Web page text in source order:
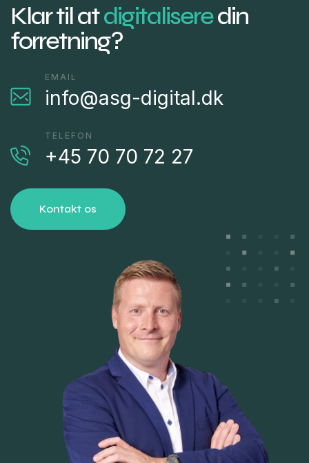
Klar til atdigitaliseredin
forretning?
EMAIL
info@asg-digital.dk
TELEFON
+45 70 70 72 27
Kontakt os